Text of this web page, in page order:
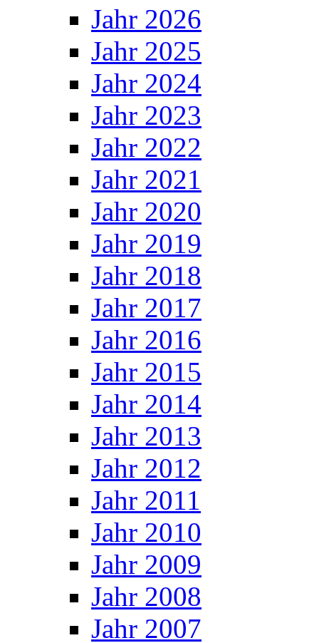
Jahr 2026
Jahr 2025
Jahr 2024
Jahr 2023
Jahr 2022
Jahr 2021
Jahr 2020
Jahr 2019
Jahr 2018
Jahr 2017
Jahr 2016
Jahr 2015
Jahr 2014
Jahr 2013
Jahr 2012
Jahr 2011
Jahr 2010
Jahr 2009
Jahr 2008
Jahr 2007